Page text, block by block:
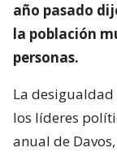
año pasado
la población
personas.
La
los líderes
anual de